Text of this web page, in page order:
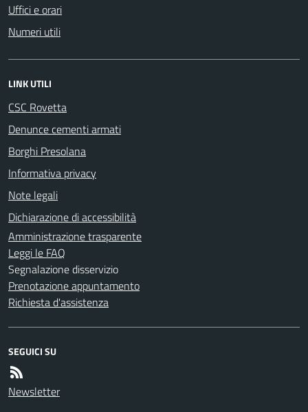
Uffici e orari
Numeri utili
LINK UTILI
CSC Rovetta
Denunce cementi armati
Borghi Presolana
Informativa privacy
Note legali
Dichiarazione di accessibilità
Amministrazione trasparente
Leggi le FAQ
Segnalazione disservizio
Prenotazione appuntamento
Richiesta d'assistenza
SEGUICI SU
Newsletter